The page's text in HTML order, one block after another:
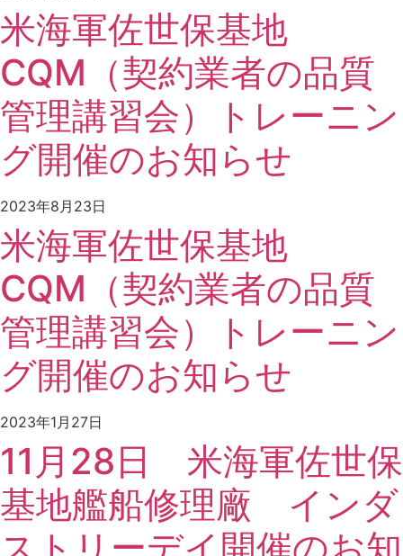
米海軍佐世保基地
CQM（契約業者の品質
管理講習会）トレーニン
グ開催のお知らせ
2023年8月23日
米海軍佐世保基地
CQM（契約業者の品質
管理講習会）トレーニン
グ開催のお知らせ
2023年1月27日
11月28日 米海軍佐世保
基地艦船修理廠 インダ